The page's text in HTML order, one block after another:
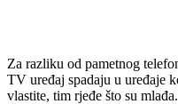
Za razliku od pametnog
TV uređaj spadaju u uređaje
vlastite, tim rjeđe što su mlađa.